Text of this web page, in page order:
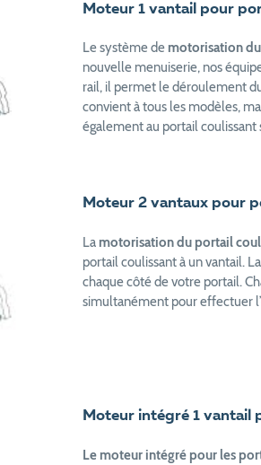
Moteur 1 vantail pour
Le système de motorisation
nouvelle menuiserie, nos
rail, il permet le déroulement
convient à tous les modèles,
également au portail coulissant
Moteur 2 vantaux pour
La motorisation du portail
portail coulissant à un vantail.
chaque côté de votre portail.
simultanément pour effectuer
Moteur intégré 1 vantail
Le moteur intégré pour les